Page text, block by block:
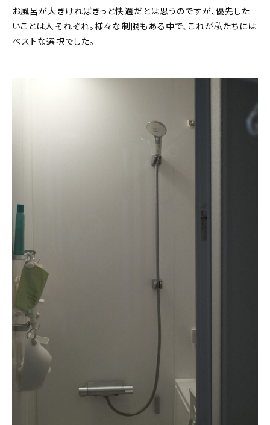
お風呂が大きければきっと快適だとは思うのですが、優先した
いことは人それぞれ。様々な制限もある中で、これが私たちには
ベストな選択でした。